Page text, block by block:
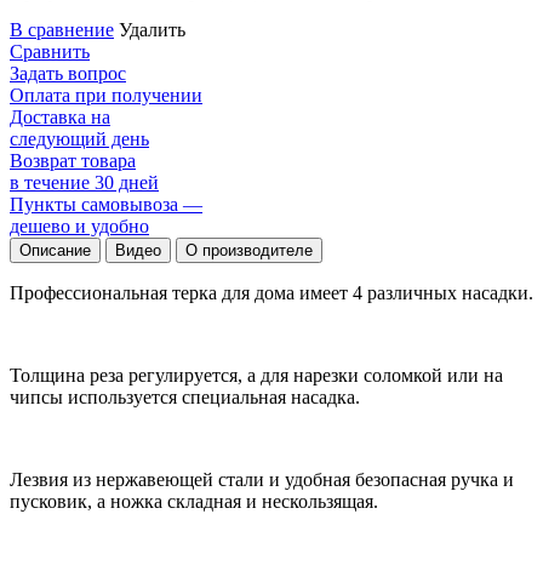
В сравнение Удалить
Сравнить
Задать вопрос
Оплата при получении
Доставка на
следующий день
Возврат товара
в течение 30 дней
Пункты самовывоза —
дешево и удобно
Описание Видео О производителе
Профессиональная терка для дома имеет 4 различных насадки.
Толщина реза регулируется, а для нарезки соломкой или на
чипсы используется специальная насадка.
Лезвия из нержавеющей стали и удобная безопасная ручка и
пусковик, а ножка складная и нескользящая.